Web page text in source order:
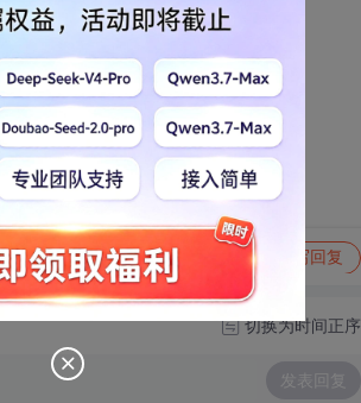
举报 写回复
切换为时间正序
发表回复